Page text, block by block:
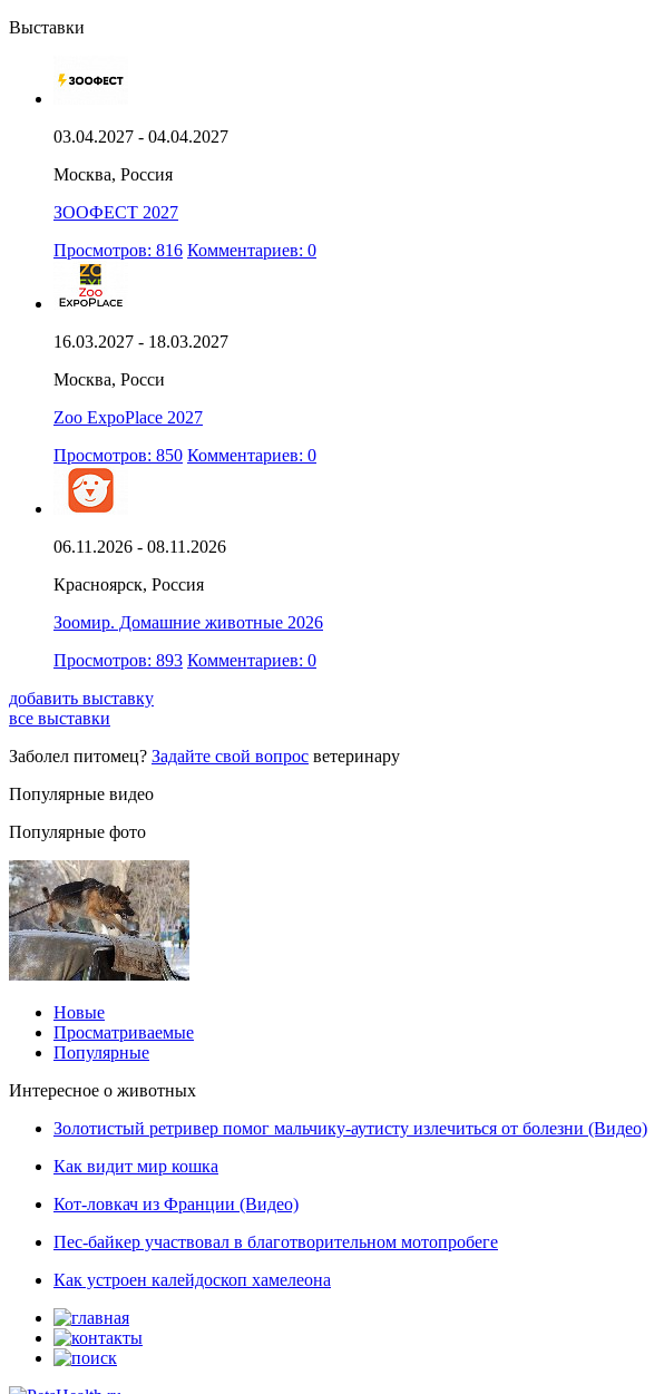
Выставки
03.04.2027 - 04.04.2027
Москва, Россия
ЗООФЕСТ 2027
Просмотров: 816 Комментариев: 0
16.03.2027 - 18.03.2027
Москва, Росси
Zoo ExpoPlace 2027
Просмотров: 850 Комментариев: 0
06.11.2026 - 08.11.2026
Красноярск, Россия
Зоомир. Домашние животные 2026
Просмотров: 893 Комментариев: 0
добавить выставку
все выставки
Заболел питомец? Задайте свой вопрос ветеринару
Популярные видео
Популярные фото
Новые
Просматриваемые
Популярные
Интересное о животных
Золотистый ретривер помог мальчику-аутисту излечиться от болезни (Видео)
Как видит мир кошка
Кот-ловкач из Франции (Видео)
Пес-байкер участвовал в благотворительном мотопробеге
Как устроен калейдоскоп хамелеона